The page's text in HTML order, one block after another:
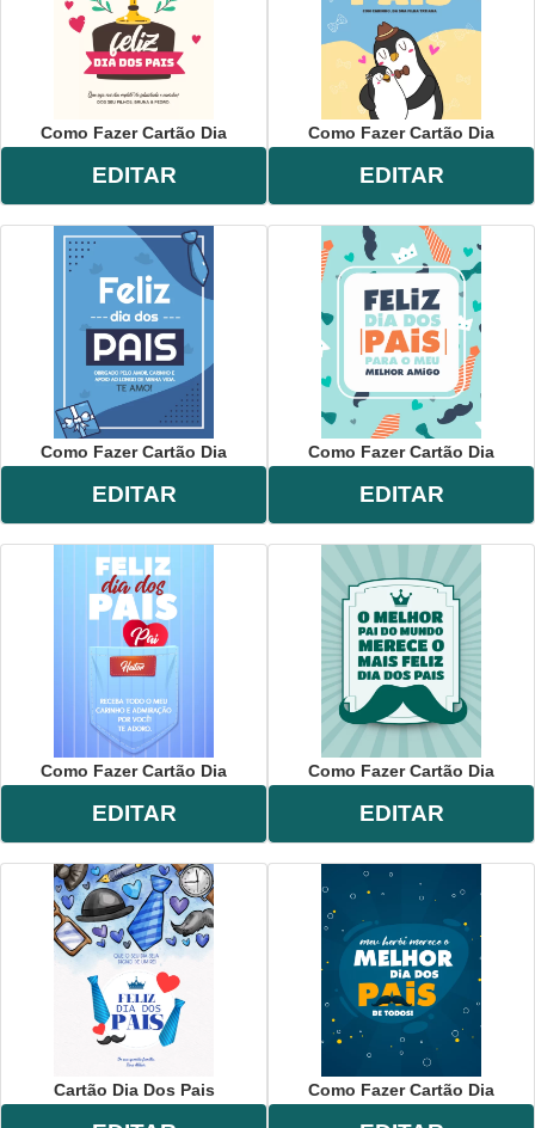
Como Fazer Cartão Dia
EDITAR
Como Fazer Cartão Dia
EDITAR
Como Fazer Cartão Dia
EDITAR
Como Fazer Cartão Dia
EDITAR
Como Fazer Cartão Dia
EDITAR
Como Fazer Cartão Dia
EDITAR
Cartão Dia Dos Pais Como Fazer Cartão Dia